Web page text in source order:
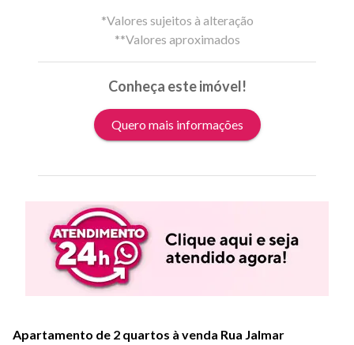
*Valores sujeitos à alteração
**Valores aproximados
Conheça este imóvel!
Quero mais informações
Apartamento de 2 quartos à venda Rua Jalmar